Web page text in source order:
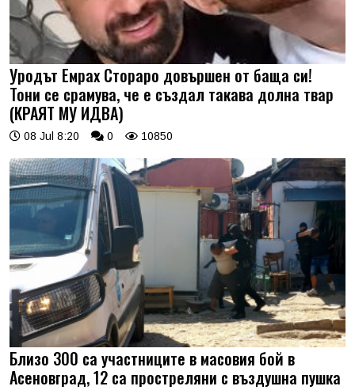
Уродът Емрах Стораро довършен от баща си!
Тони се срамува, че е създал такава долна твар
(КРАЯТ МУ ИДВА)
08 Jul 8:20 0 10850
Близо 300 са участниците в масовия бой в
Асеновград, 12 са простреляни с въздушна пушка